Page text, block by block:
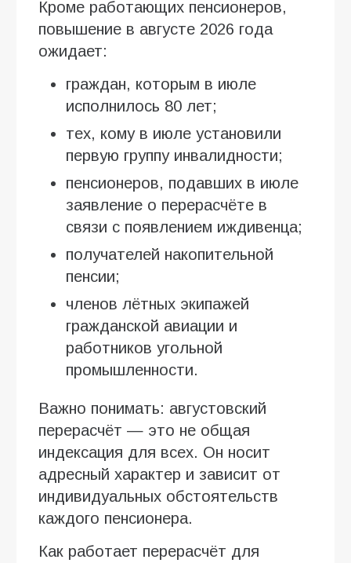
Кроме работающих пенсионеров,
повышение в августе 2026 года
ожидает:
граждан, которым в июле
исполнилось 80 лет;
тех, кому в июле установили
первую группу инвалидности;
пенсионеров, подавших в июле
заявление о перерасчёте в
связи с появлением иждивенца;
получателей накопительной
пенсии;
членов лётных экипажей
гражданской авиации и
работников угольной
промышленности.
Важно понимать: августовский
перерасчёт — это не общая
индексация для всех. Он носит
адресный характер и зависит от
индивидуальных обстоятельств
каждого пенсионера.
Как работает перерасчёт для